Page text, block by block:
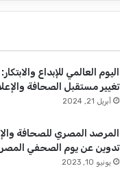
اليوم العالمي للإبداع
تغيير مستقبل الصحافة
أبريل 21, 2024
المرصد المصري للصحافة
تدوين عن يوم الصحفي المصري
يونيو 10, 2023